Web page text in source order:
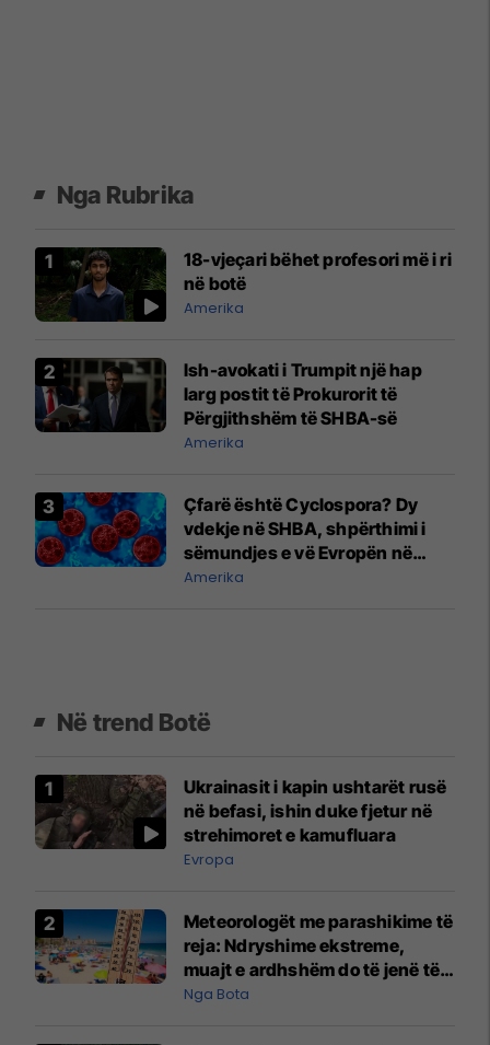
Nga Rubrika
18-vjeçari bëhet profesori më i ri
në botë
Amerika
Ish-avokati i Trumpit një hap
larg postit të Prokurorit të
Përgjithshëm të SHBA-së
Amerika
Çfarë është Cyclospora? Dy
vdekje në SHBA, shpërthimi i
sëmundjes e vë Evropën në
gatishmëri
Amerika
Në trend Botë
Ukrainasit i kapin ushtarët rusë
në befasi, ishin duke fjetur në
strehimoret e kamufluara
Evropa
Meteorologët me parashikime të
reja: Ndryshime ekstreme,
muajt e ardhshëm do të jenë të
pazakontë
Nga Bota